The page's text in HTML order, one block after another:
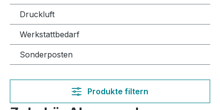
Druckluft
Werkstattbedarf
Sonderposten
Produkte filtern